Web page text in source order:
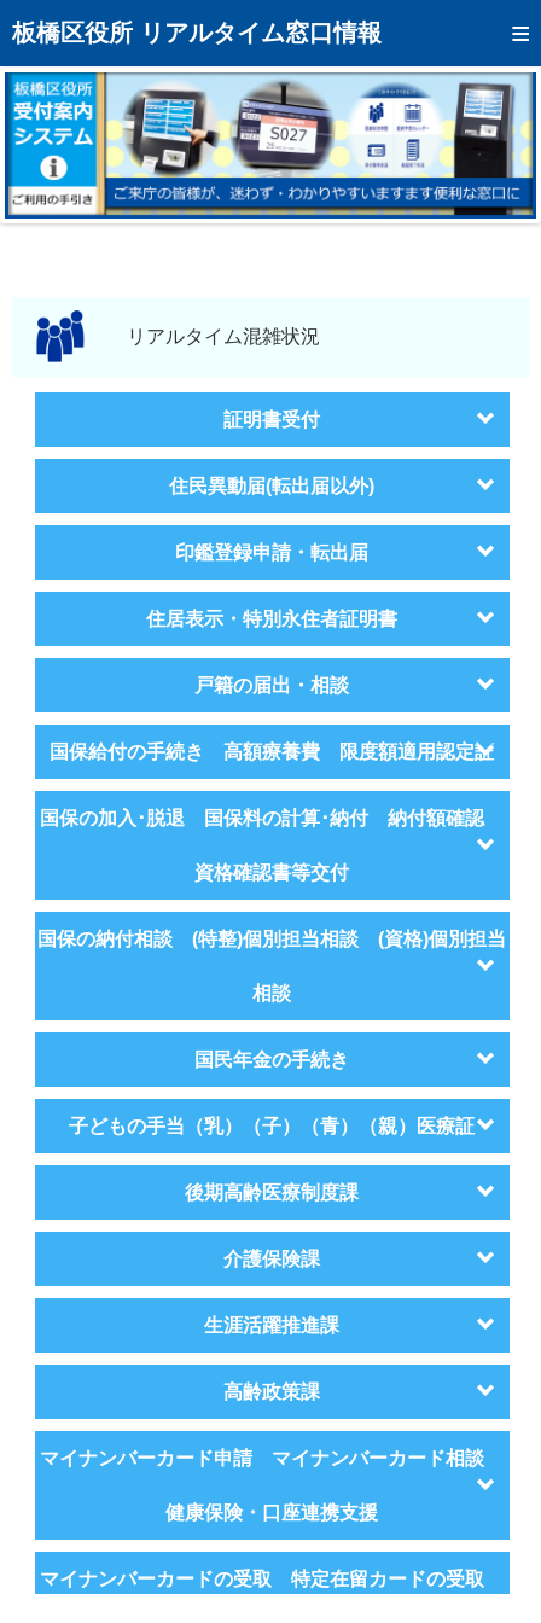
板橋区役所 リアルタイム窓口情報
トップページへ
混雑予想カレンダー
リアルタイム混雑状況
リアルタイム受付番号状況
メール通知登録
モバイルサイトリアルタイム混雑状況
証明書受付
住民異動届(転出届以外)
印鑑登録申請・転出届
住居表示・特別永住者証明書
戸籍の届出・相談
国保給付の手続き 高額療養費 限度額適用認定証
国保の加入･脱退 国保料の計算･納付 納付額確認
資格確認書等交付
国保の納付相談 (特整)個別担当相談 (資格)個別担当
相談
国民年金の手続き
子どもの手当（乳）（子）（青）（親）医療証
後期高齢医療制度課
介護保険課
生涯活躍推進課
高齢政策課
マイナンバーカード申請 マイナンバーカード相談
健康保険・口座連携支援
マイナンバーカードの受取 特定在留カードの受取